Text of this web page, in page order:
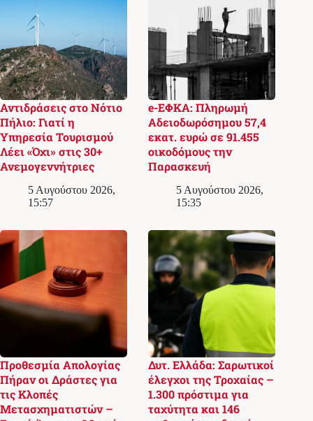
Αντιδράσεις στο Νότιο
Πήλιο: Γιατί η
Υπηρεσία Τουρισμού
Λέει «Όχι» στις 30+
Ανεμογεννήτριες
5 Αυγούστου 2026,
15:57
e-ΕΦΚΑ: Πληρωμή
Αδειοδωρόσημου 57,4
εκατ. ευρώ σε 91.455
οικοδόμους την
Παρασκευή
5 Αυγούστου 2026,
15:35
Προθεσμία Απολογίας
Πήραν οι Δράστες για
τις Κλοπές
Μετασχηματιστών –
Δυτ. Ελλάδα: Σαρωτικοί
έλεγχοι της Τροχαίας –
1.300 πρόστιμα για
ταχύτητα και 146